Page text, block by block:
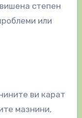
степен
или
ви карат
мазнини,